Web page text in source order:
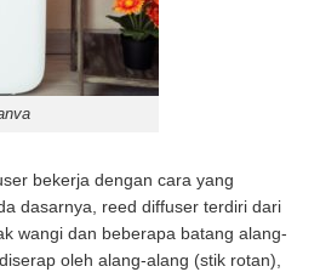
bekerja dengan cara yang
dasarnya, reed diffuser terdiri dari
wangi dan beberapa batang alang-
oleh alang-alang (stik rotan),